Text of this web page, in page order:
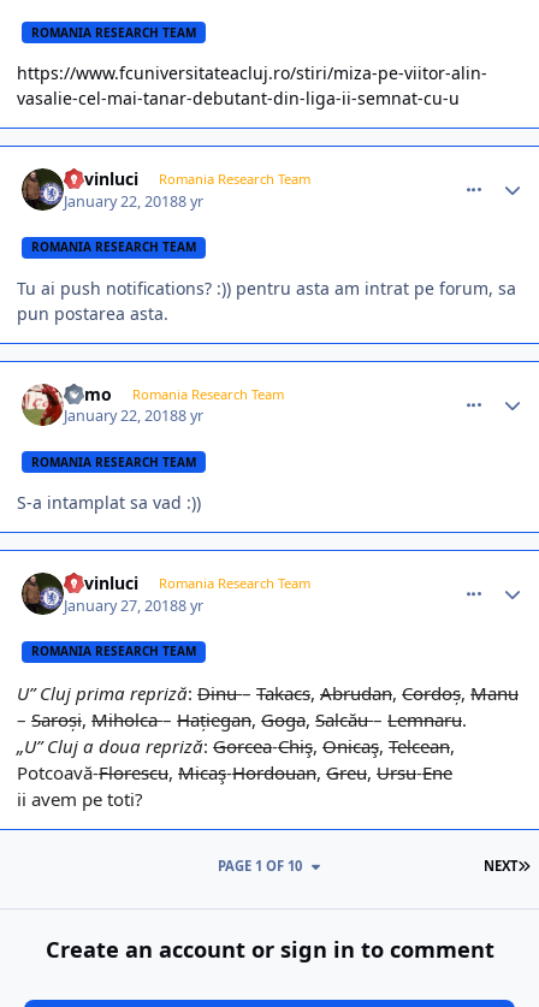
ROMANIA RESEARCH TEAM
https://www.fcuniversitateacluj.ro/stiri/miza-pe-viitor-alin-
vasalie-cel-mai-tanar-debutant-din-liga-ii-semnat-cu-u
kevinluci Romania Research Team
January 22, 20188 yr
ROMANIA RESEARCH TEAM
Tu ai push notifications? :)) pentru asta am intrat pe forum, sa
pun postarea asta.
Mimo Romania Research Team
January 22, 20188 yr
ROMANIA RESEARCH TEAM
S-a intamplat sa vad :))
kevinluci Romania Research Team
January 27, 20188 yr
ROMANIA RESEARCH TEAM
U” Cluj prima repriză: Dinu– Takacs, Abrudan, Cordoș, Manu
– Saroși, Miholca– Hațiegan, Goga, Salcău– Lemnaru.
„U” Cluj a doua repriză: Gorcea-Chiş, Onicaş, Telcean,
Potcoavă-Florescu, Micaş-Hordouan, Greu, Ursu-Ene
ii avem pe toti?
NEXT
PAGE 1 OF 10
Create an account or sign in to comment